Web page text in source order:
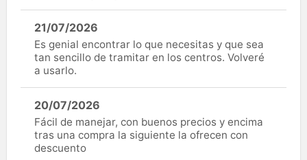
21/07/2026
Es genial encontrar lo que necesitas y que sea
tan sencillo de tramitar en los centros. Volveré
a usarlo.
20/07/2026
Fácil de manejar, con buenos precios y encima
tras una compra la siguiente la ofrecen con
descuento